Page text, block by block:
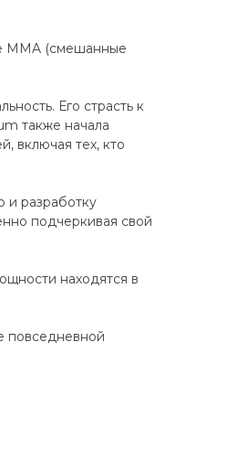
MMA (смешанные
Его страсть к
также начала
включая тех, кто
и разработку
подчеркивая свой
находятся в
повседневной